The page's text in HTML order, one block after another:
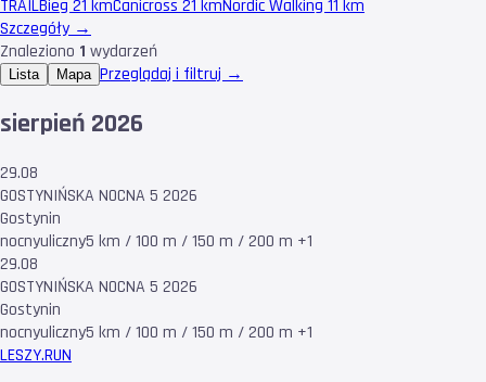
TRAILBieg 21 kmCanicross 21 kmNordic Walking 11 km
Szczegóły →
Znaleziono 1 wydarzeń
Lista Mapa Przeglądaj i filtruj →
sierpień 2026
29.08
GOSTYNIŃSKA NOCNA 5 2026
Gostynin
nocnyuliczny5 km / 100 m / 150 m / 200 m +1
29.08
GOSTYNIŃSKA NOCNA 5 2026
Gostynin
nocnyuliczny5 km / 100 m / 150 m / 200 m +1
LESZY.RUN